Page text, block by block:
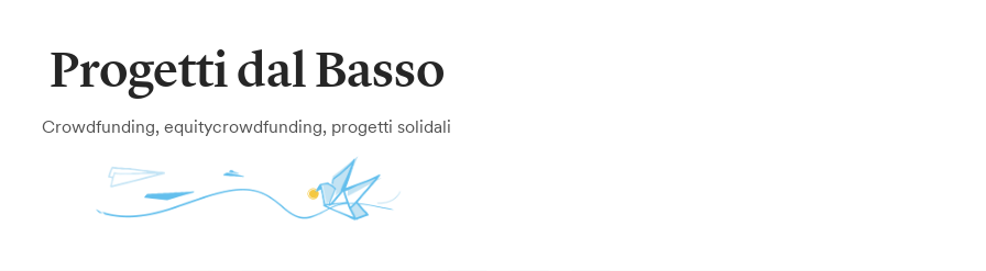
Progetti dal Basso
Crowdfunding, equitycrowdfunding, progetti solidali